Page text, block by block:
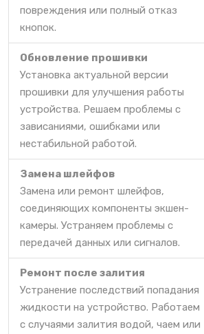
повреждения или полный отказ
кнопок.
Обновление прошивки
Установка актуальной версии
прошивки для улучшения работы
устройства. Решаем проблемы с
зависаниями, ошибками или
нестабильной работой.
Замена шлейфов
Замена или ремонт шлейфов,
соединяющих компоненты экшен-
камеры. Устраняем проблемы с
передачей данных или сигналов.
Ремонт после залития
Устранение последствий попадания
жидкости на устройство. Работаем
с случаями залития водой, чаем или